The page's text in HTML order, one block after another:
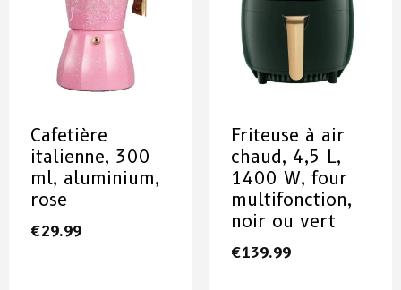
Cafetière
italienne, 300
ml, aluminium,
rose
€29.99
Friteuse à air
chaud, 4,5 L,
1400 W, four
multifonction,
noir ou vert
€139.99